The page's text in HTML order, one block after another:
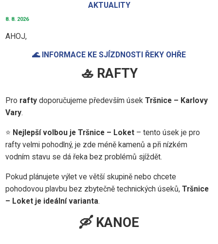
AKTUALITY
8. 8. 2026
AHOJ,
🌊 INFORMACE KE SJÍZDNOSTI ŘEKY OHŘE
🚣 RAFTY
Pro rafty doporučujeme především úsekTršnice – Karlovy
Vary.
⭐ Nejlepší volbou je Tršnice – Loket – tento úsek je pro
rafty velmi pohodlný, je zde méně kamenů a při nízkém
vodním stavu se dá řeka bez problémů sjíždět.
Pokud plánujete výlet ve větší skupině nebo chcete
pohodovou plavbu bez zbytečně technických úseků,Tršnice
– Loket je ideální varianta.
🛶 KANOE